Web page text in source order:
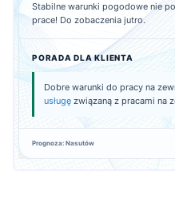
Stabilne warunki pogodowe nie
prace! Do zobaczenia jutro.
PORADA DLA KLIENTA
Dobre warunki do pracy na
usługę związaną z pracami na
Prognoza: Nasutów